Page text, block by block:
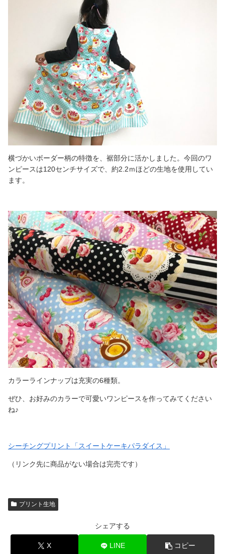
横づかいボーダー柄の特徴を、裾部分に活かしました。今回のワ
ンピースは120センチサイズで、約2.2ｍほどの生地を使用してい
ます。
カラーラインナップは充実の6種類。
ぜひ、お好みのカラーで可愛いワンピースを作ってみてください
ね♪
シーチングプリント「スイートケーキパラダイス」
（リンク先に商品がない場合は完売です）
プリント生地
シェアする
X LINE コピー